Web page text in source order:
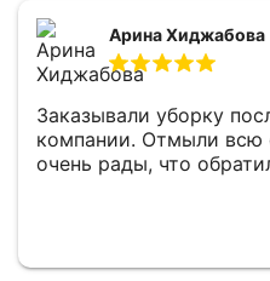
Арина Хиджабова
Заказывали уборку
компании. Отмыли всю
очень рады, что